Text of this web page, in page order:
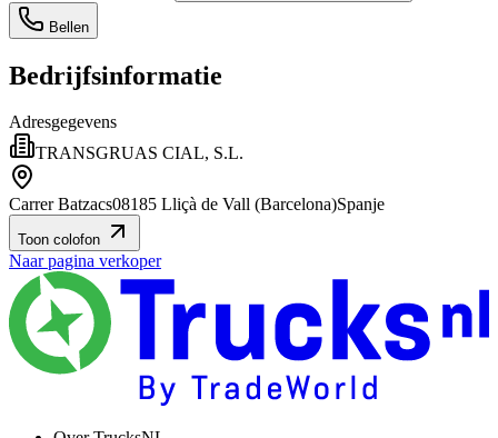
Bellen
Bedrijfsinformatie
Adresgegevens
TRANSGRUAS CIAL, S.L.
Carrer Batzacs08185 Lliçà de Vall (Barcelona)Spanje
Toon colofon
Naar pagina verkoper